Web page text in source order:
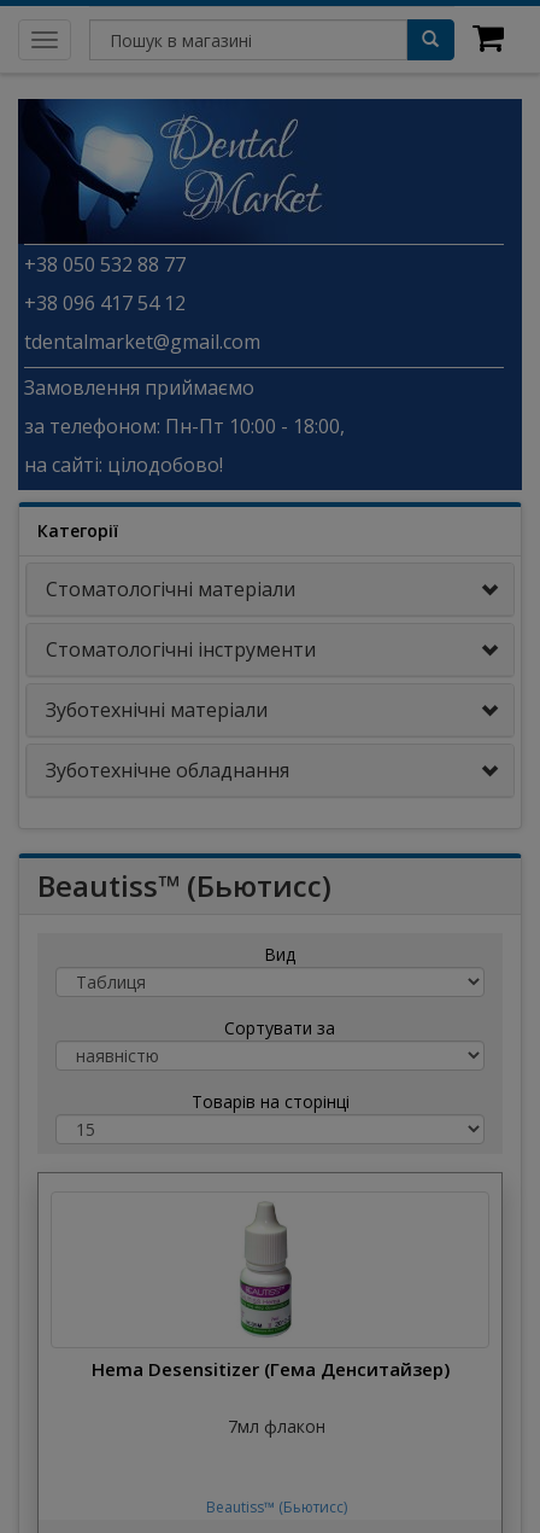
Toggle
navigation
+38 050 532 88 77
+38 096 417 54 12
tdentalmarket@gmail.com
Замовлення приймаємо
за телефоном: Пн-Пт 10:00 - 18:00,
на сайті: цілодобово!
Категорії
Стоматологічні матеріали
Стоматологічні інструменти
Зуботехнічні матеріали
Зуботехнічне обладнання
Beautiss™ (Бьютисс)
Вид
Сортувати за
Товарів на сторінці
Hema Desensitizer (Гема Денситайзер)
7мл флакон
Beautiss™ (Бьютисс)